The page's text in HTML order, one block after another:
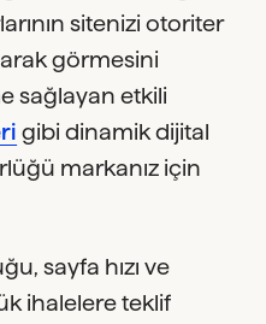
sitenizi otoriter
görmesini
sağlayan etkili
gibi dinamik dijital
markanız için
sayfa hızı ve
ihalelere teklif